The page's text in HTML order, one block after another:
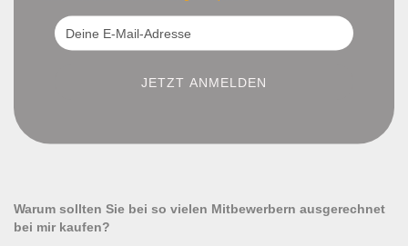
Warum sollten Sie bei so vielen Mitbewerbern ausgerechnet
bei mir kaufen?